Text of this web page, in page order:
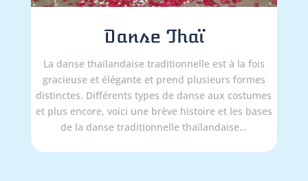
Danse Thaï
La danse thaïlandaise traditionnelle est à la fois
gracieuse et élégante et prend plusieurs formes
distinctes. Différents types de danse aux costumes
et plus encore, voici une brève histoire et les bases
de la danse traditionnelle thaïlandaise…